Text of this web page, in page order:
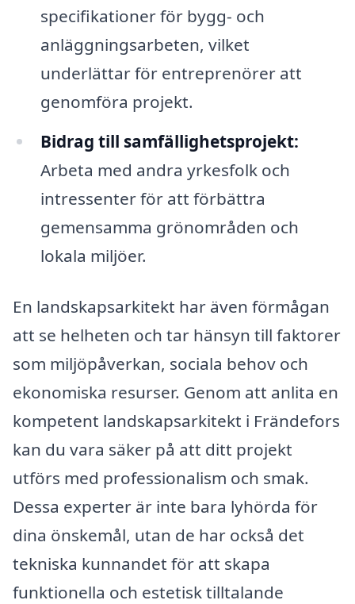
specifikationer för bygg- och
anläggningsarbeten, vilket
underlättar för entreprenörer att
genomföra projekt.
Bidrag till samfällighetsprojekt:
Arbeta med andra yrkesfolk och
intressenter för att förbättra
gemensamma grönområden och
lokala miljöer.
En landskapsarkitekt har även förmågan
att se helheten och tar hänsyn till faktorer
som miljöpåverkan, sociala behov och
ekonomiska resurser. Genom att anlita en
kompetent landskapsarkitekt i Frändefors
kan du vara säker på att ditt projekt
utförs med professionalism och smak.
Dessa experter är inte bara lyhörda för
dina önskemål, utan de har också det
tekniska kunnandet för att skapa
funktionella och estetisk tilltalande